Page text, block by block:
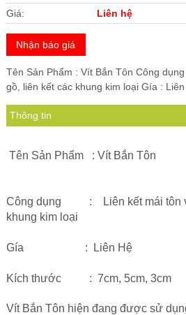
Phụ Kiện Phòng Sạch Kho Lạnh
Giá: Liên hệ
Nhận báo giá
Tên Sản Phẩm : Vít Bắn Tôn Công
gồ, liên kết các khung kim loại Gía :
Thông tin
Tên Sản Phẩm : Vít Bắn Tôn
Công dụng : Liên kết mái tôn
khung kim loại
Gía : Liên Hệ
Kích thước : 7cm, 5cm, 3cm
Vít Bắn Tôn hiện đang được sử